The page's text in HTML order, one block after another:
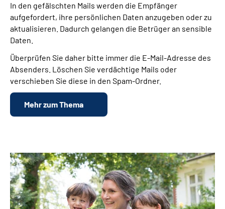
In den gefälschten Mails werden die Empfänger
aufgefordert, ihre persönlichen Daten anzugeben oder zu
aktualisieren. Dadurch gelangen die Betrüger an sensible
Daten.
Überprüfen Sie daher bitte immer die E-Mail-Adresse des
Absenders. Löschen Sie verdächtige Mails oder
verschieben Sie diese in den Spam-Ordner.
Mehr zum Thema